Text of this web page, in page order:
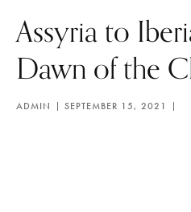
Assyria to
Dawn of the
ADMIN SEPTEMBER 15, 2021